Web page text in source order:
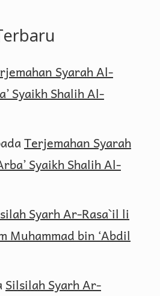
Syarah Al-
Syaikh Shalih Al-
Terjemahan Syarah
Syaikh Shalih Al-
Syarh Ar-Rasa`il li
Muhammad bin ‘Abdil
Silsilah Syarh Ar-